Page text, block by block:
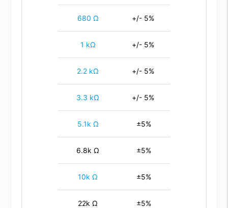
680 Ω +/- 5%
1 kΩ +/- 5%
2.2 kΩ +/- 5%
3.3 kΩ +/- 5%
5.1k Ω ±5%
6.8k Ω ±5%
10k Ω ±5%
22k Ω ±5%